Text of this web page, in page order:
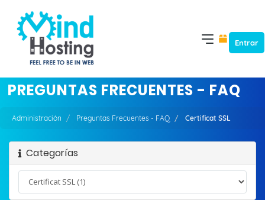
Entrar
PREGUNTAS FRECUENTES - FAQ
Administración Preguntas Frecuentes - FAQ Certificat SSL
Categorías